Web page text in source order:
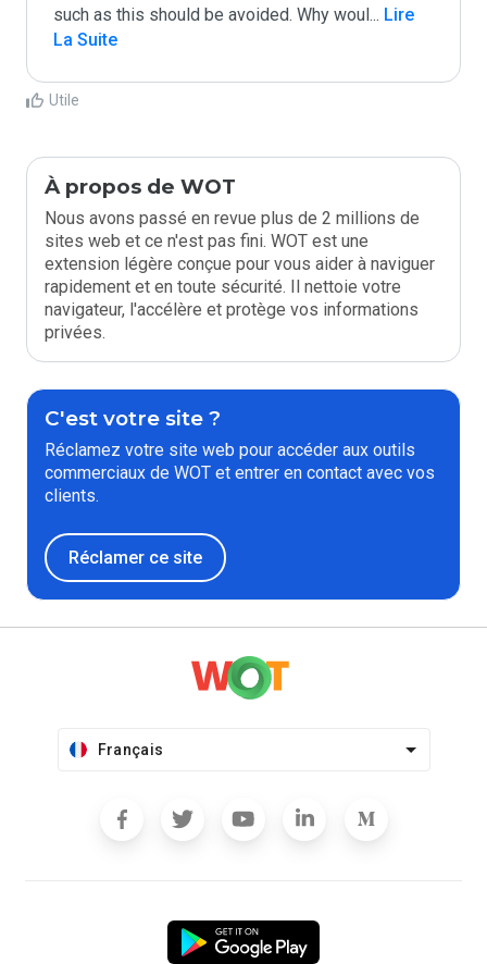
such as this should be avoided. Why woul... Lire
La Suite
Utile
À propos de WOT
Nous avons passé en revue plus de 2 millions de
sites web et ce n'est pas fini. WOT est une
extension légère conçue pour vous aider à naviguer
rapidement et en toute sécurité. Il nettoie votre
navigateur, l'accélère et protège vos informations
privées.
C'est votre site ?
Réclamez votre site web pour accéder aux outils
commerciaux de WOT et entrer en contact avec vos
clients.
Réclamer ce site
Français